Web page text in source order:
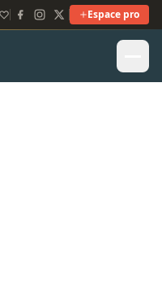
Espace pro